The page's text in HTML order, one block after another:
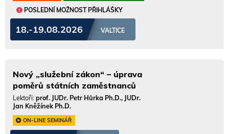
POSLEDNÍ MOŽNOST PŘIHLÁŠKY
18.-19.08.2026 VALTICE
Nový „služební zákon“ – úprava
poměrů státních zaměstnanců
Lektoři:prof. JUDr. Petr Hůrka Ph.D., JUDr.
Jan Kněžínek Ph.D.
ON-LINE SEMINÁŘ